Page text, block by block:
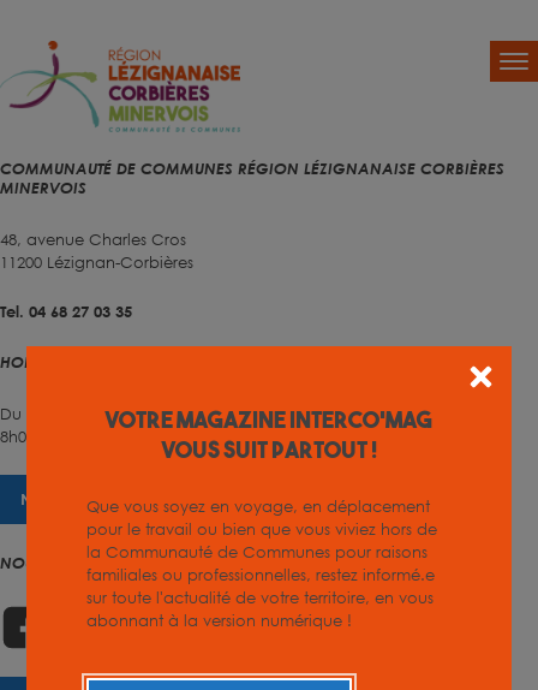
COMMUNAUTÉ DE COMMUNES RÉGION LÉZIGNANAISE CORBIÈRES
MINERVOIS
48, avenue Charles Cros
11200 Lézignan-Corbières
Tel. 04 68 27 03 35
HORAIRES D'OUVERTURE
Du lundi au vendredi
8h00 – 12h00 et 13h30 – 17h00
NOUS CONTACTER
NOUS SUIVRE
Votre magazine INTERCO'MAG
vous suit partout !
Que vous soyez en voyage, en déplacement
pour le travail ou bien que vous viviez hors de
la Communauté de Communes pour raisons
familiales ou professionnelles, restez informé.e
sur toute l'actualité de votre territoire, en vous
abonnant à la version numérique !